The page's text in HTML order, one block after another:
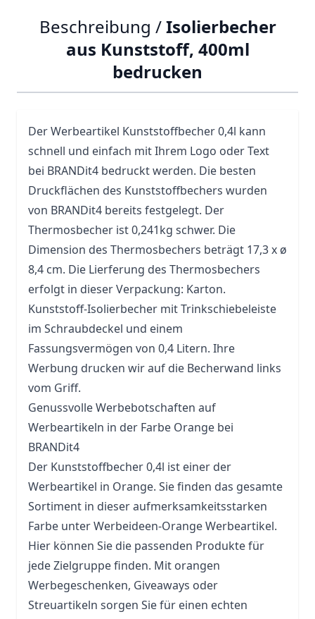
Beschreibung /Isolierbecher
aus Kunststoff, 400ml
bedrucken
Der Werbeartikel Kunststoffbecher 0,4l kann
schnell und einfach mit Ihrem Logo oder Text
bei BRANDit4 bedruckt werden. Die besten
Druckflächen des Kunststoffbechers wurden
von BRANDit4 bereits festgelegt. Der
Thermosbecher ist 0,241kg schwer. Die
Dimension des Thermosbechers beträgt 17,3 x ø
8,4 cm. Die Lierferung des Thermosbechers
erfolgt in dieser Verpackung: Karton.
Kunststoff-Isolierbecher mit Trinkschiebeleiste
im Schraubdeckel und einem
Fassungsvermögen von 0,4 Litern. Ihre
Werbung drucken wir auf die Becherwand links
vom Griff.
Genussvolle Werbebotschaften auf
Werbeartikeln in der Farbe Orange bei
BRANDit4
Der Kunststoffbecher 0,4l ist einer der
Werbeartikel in Orange. Sie finden das gesamte
Sortiment in dieser aufmerksamkeitsstarken
Farbe unterWerbeideen-Orange Werbeartikel.
Hier können Sie die passenden Produkte für
jede Zielgruppe finden. Mit orangen
Werbegeschenken, Giveaways oder
Streuartikeln sorgen Sie für einen echten